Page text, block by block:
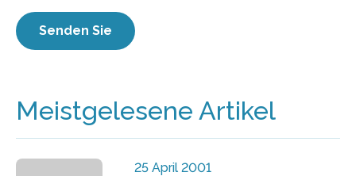
Meistgelesene Artikel
25 April 2001